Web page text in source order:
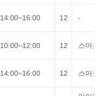
14:00~16:00 12 -
10:00~12:00 12 스마트
14:00~16:00 12 스마트